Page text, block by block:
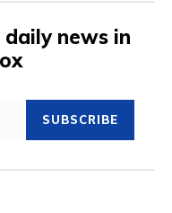
news in
SUBSCRIBE